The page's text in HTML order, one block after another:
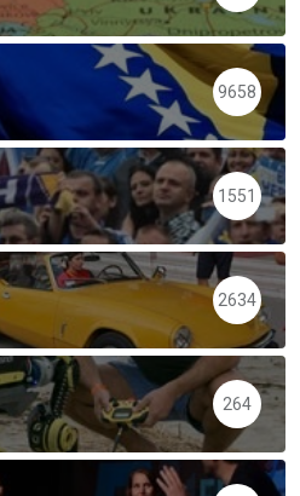
9658
1551
2634
264